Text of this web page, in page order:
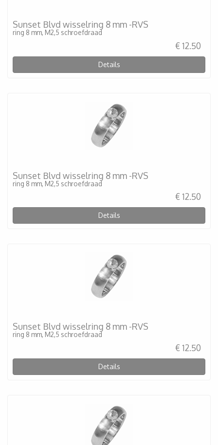
Sunset Blvd wisselring 8 mm -RVS
ring 8 mm, M2,5 schroefdraad
€ 12.50
Details
Sunset Blvd wisselring 8 mm -RVS
ring 8 mm, M2,5 schroefdraad
€ 12.50
Details
Sunset Blvd wisselring 8 mm -RVS
ring 8 mm, M2,5 schroefdraad
€ 12.50
Details